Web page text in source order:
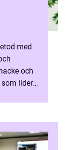
med
och
som lider